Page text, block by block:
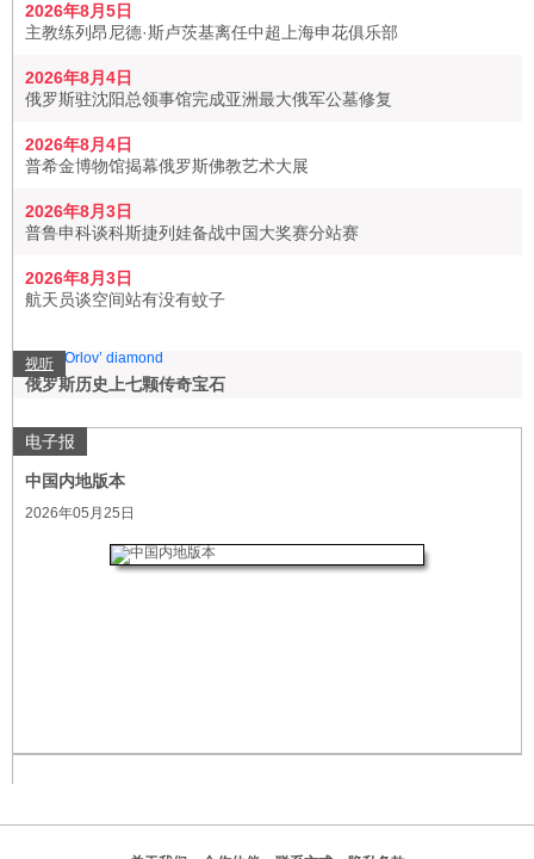
2026年8月5日
主教练列昂尼德·斯卢茨基离任中超上海申花俱乐部
2026年8月4日
俄罗斯驻沈阳总领事馆完成亚洲最大俄军公墓修复
2026年8月4日
普希金博物馆揭幕俄罗斯佛教艺术大展
2026年8月3日
普鲁申科谈科斯捷列娃备战中国大奖赛分站赛
2026年8月3日
航天员谈空间站有没有蚊子
视听
俄罗斯历史上七颗传奇宝石
电子报
中国内地版本
2026年05月25日